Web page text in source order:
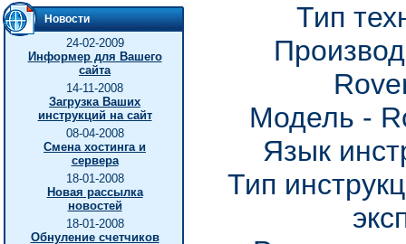
Новости
24-02-2009
Информер для Вашего
сайта
14-11-2008
Загрузка Ваших
инструкций на сайт
08-04-2008
Смена хостинга и
сервера
18-01-2008
Новая рассылка
новостей
18-01-2008
Обнуление счетчиков
Тип
Модель -
Язык
Тип